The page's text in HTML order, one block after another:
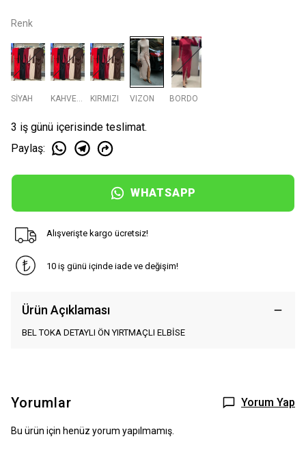
Renk
SİYAH KAHVERENGI KIRMIZI VIZON BORDO
3 iş günü içerisinde teslimat.
Paylaş:
WHATSAPP
Alışverişte kargo ücretsiz!
10 iş günü içinde iade ve değişim!
Ürün Açıklaması
BEL TOKA DETAYLI ÖN YIRTMAÇLI ELBİSE
Yorumlar Yorum Yap
Bu ürün için henüz yorum yapılmamış.